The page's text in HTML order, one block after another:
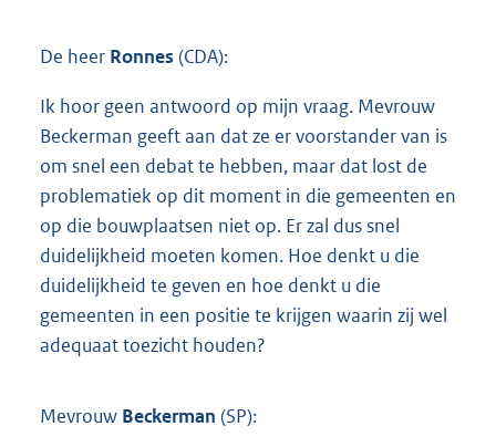
De heer Ronnes (CDA):
Ik hoor geen antwoord op mijn vraag. Mevrouw
Beckerman geeft aan dat ze er voorstander van is
om snel een debat te hebben, maar dat lost de
problematiek op dit moment in die gemeenten en
op die bouwplaatsen niet op. Er zal dus snel
duidelijkheid moeten komen. Hoe denkt u die
duidelijkheid te geven en hoe denkt u die
gemeenten in een positie te krijgen waarin zij wel
adequaat toezicht houden?
Mevrouw Beckerman (SP):